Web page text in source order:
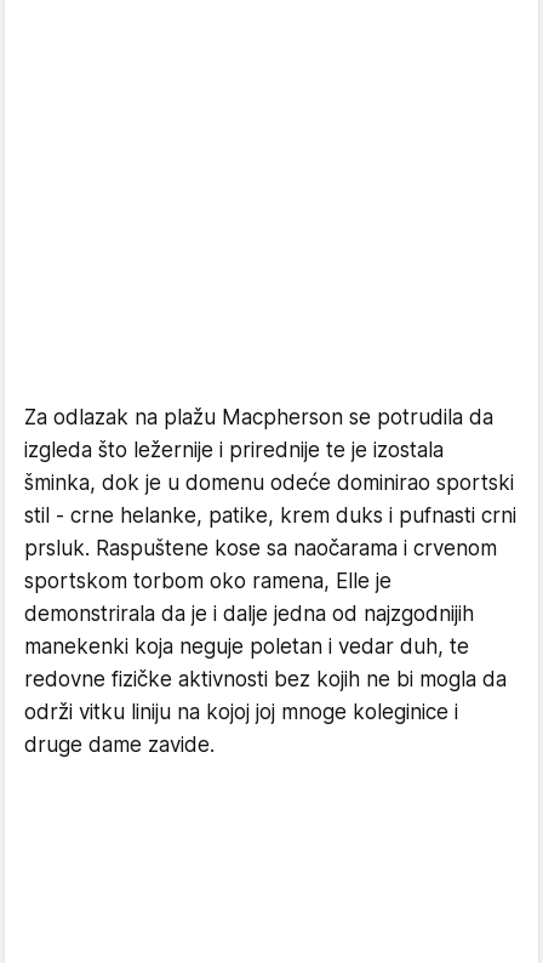
Za odlazak na plažu Macpherson se potrudila da
izgleda što ležernije i prirednije te je izostala
šminka, dok je u domenu odeće dominirao sportski
stil - crne helanke, patike, krem duks i pufnasti crni
prsluk. Raspuštene kose sa naočarama i crvenom
sportskom torbom oko ramena, Elle je
demonstrirala da je i dalje jedna od najzgodnijih
manekenki koja neguje poletan i vedar duh, te
redovne fizičke aktivnosti bez kojih ne bi mogla da
održi vitku liniju na kojoj joj mnoge koleginice i
druge dame zavide.